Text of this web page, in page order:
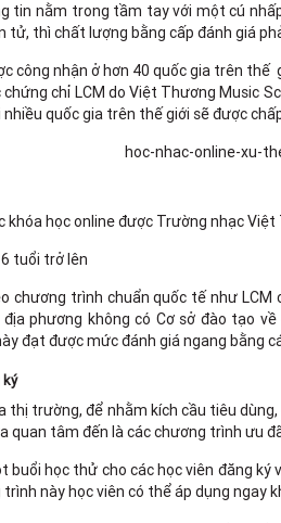
tin nằm trong tầm tay với một cú
tử, thì chất lượng bằng cấp đánh giá
công nhận ở hơn 40 quốc gia trên
chỉ LCM do Việt Thương Music
nhiều quốc gia trên thế giới sẽ được
khóa học online được Trường nhạc
tuổi trở lên
chương trình chuẩn quốc tế như
phương không có Cơ sở đào tạo
đạt được mức đánh giá ngang bằng
ký
trường, để nhằm kích cầu tiêu
quan tâm đến là các chương trình ưu
buổi học thử cho các học viên đăng
này học viên có thể áp dụng ngay